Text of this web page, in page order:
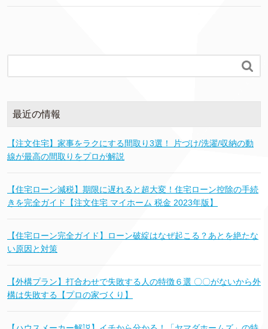

最近の情報
【注文住宅】家事をラクにする間取り3選！ 片づけ/洗濯/収納の動
線が最高の間取りをプロが解説
【住宅ローン減税】期限に遅れると超大変！住宅ローン控除の手続
きを完全ガイド【注文住宅 マイホーム 税金 2023年版】
【住宅ローン完全ガイド】ローン破綻はなぜ起こる？あとを絶たな
い原因と対策
【外構プラン】打合わせで失敗する人の特徴６選 〇〇がないから外
構は失敗する【プロの家づくり】